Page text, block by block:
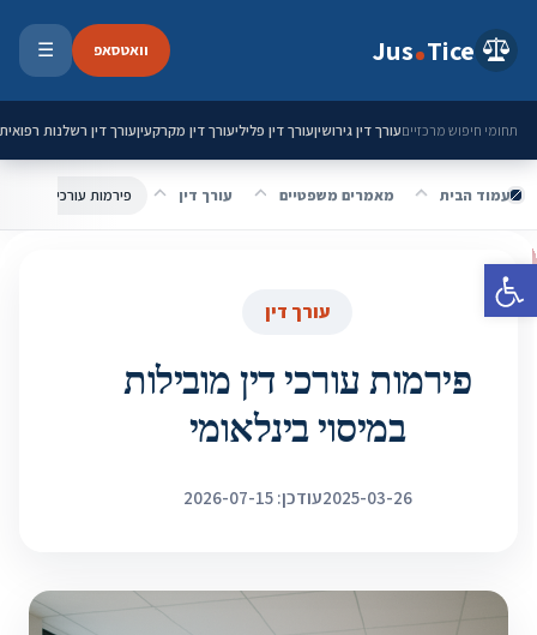
פתח סרגל נגישות
Jus Tice וואטסאפ ☰
תחומי חיפוש מרכזייםעורך דין גירושיןעורך דין פליליעורך דין מקרקעיןעורך דין רשלנות רפואית
עמוד הבית מאמרים משפטיים עורך דין פירמות עורכי דין
עורך דין
פירמות עורכי דין מובילות
במיסוי בינלאומי
2025-03-26עודכן: 2026-07-15